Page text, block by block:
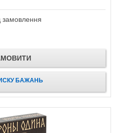
замовлення
БАЖАНЬ